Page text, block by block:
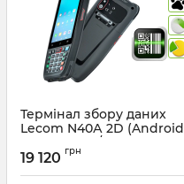
Термінал збору даних
Lecom N40А 2D (Android
10, 2Gb RAM/16Gb ROM,
Bluetooth + Wi-Fi + 4G +
19 120 грн